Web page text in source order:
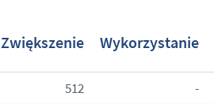
Zwiększenie Wykorzystanie
512 -